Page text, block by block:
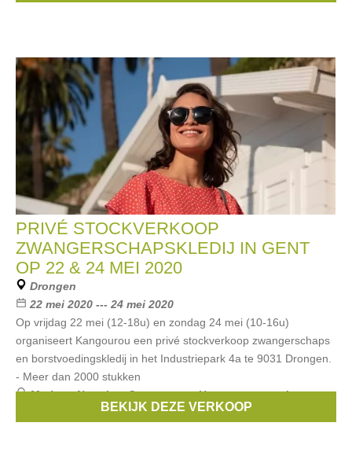
PRIVÉ STOCKVERKOOP
ZWANGERSCHAPSKLEDIJ IN GENT
OP 22 & 24 MEI 2020
Drongen
22 mei 2020 --- 24 mei 2020
Op vrijdag 22 mei (12-18u) en zondag 24 mei (10-16u)
organiseert Kangourou een privé stockverkoop zwangerschaps
en borstvoedingskledij in het Industriepark 4a te 9031 Drongen.
- Meer dan 2000 stukken
Merken:Noppies,Queen mum,Un ventre pour deux,
,Boob, ...
BEKIJK DEZE VERKOOP